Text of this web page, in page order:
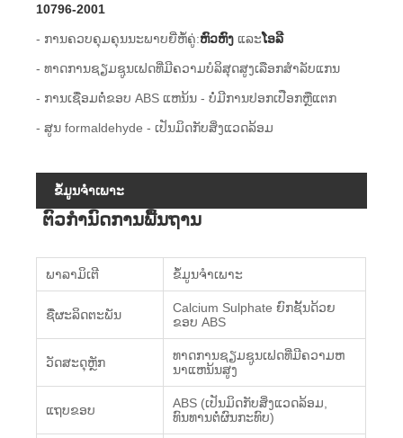
10796-2001
- ການ​ຄວບ​ຄຸມ​ຄຸນ​ນະ​ພາບ​ຍີ່​ຫໍ້​ຄູ່​:ຫົວຫົງ ແລະໂອລີ
- ທາດການຊຽມຊູນເຟດທີ່ມີຄວາມບໍລິສຸດສູງເລືອກສໍາລັບແກນ
- ການ​ເຊື່ອມ​ຕໍ່​ຂອບ ABS ແຫນ້ນ - ບໍ່​ມີ​ການ​ປອກ​ເປືອກ​ຫຼື​ແຕກ​
- ສູນ formaldehyde - ເປັນມິດກັບສິ່ງແວດລ້ອມ
ຂໍ້ມູນຈໍາເພາະ
ຕົວກໍານົດການພື້ນຖານ
ພາລາມິເຕີ ຂໍ້ມູນຈໍາເພາະ
ຊື່ຜະລິດຕະພັນ
Calcium Sulphate ຍົກຊັ້ນດ້ວຍ
ຂອບ ABS
ວັດສະດຸຫຼັກ
ທາດການຊຽມຊູນເຟດທີ່ມີຄວາມຫ
ນາແຫນ້ນສູງ
ແຖບຂອບ
ABS (ເປັນມິດກັບສິ່ງແວດລ້ອມ,
ທົນທານຕໍ່ຜົນກະທົບ)